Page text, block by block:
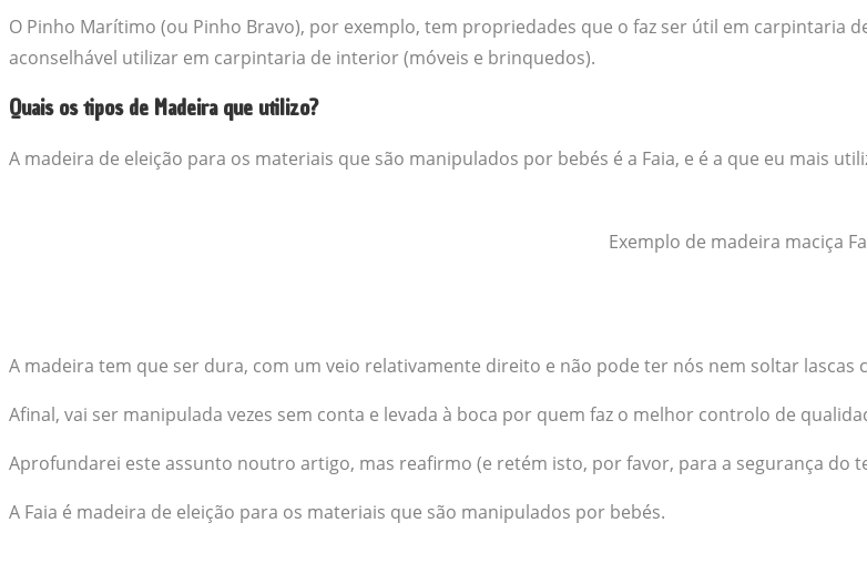
O Pinho Marítimo (ou Pinho Bravo), por exemplo, tem propriedades que o faz ser útil em carpintaria
aconselhável utilizar em carpintaria de interior (móveis e brinquedos).
Quais os tipos de Madeira que utilizo?
A madeira de eleição para os materiais que são manipulados por bebés é a Faia, e é a que eu mais
Exemplo de madeira maciça
A madeira tem que ser dura, com um veio relativamente direito e não pode ter nós nem soltar lascas
Afinal, vai ser manipulada vezes sem conta e levada à boca por quem faz o melhor controlo de
Aprofundarei este assunto noutro artigo, mas reafirmo (e retém isto, por favor, para a segurança do
A Faia é madeira de eleição para os materiais que são manipulados por bebés.